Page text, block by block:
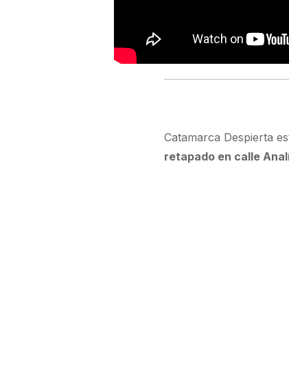
Catamarca Despierta
retapado en calle